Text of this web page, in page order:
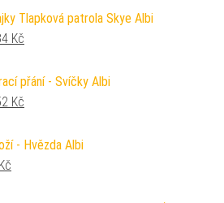
Tlapková patrola Skye Albi
cena byla: 149 Kč.
Kč
přání - Svíčky Albi
cena byla: 169 Kč.
Kč
- Hvězda Albi
cena byla: 99 Kč.
Kč